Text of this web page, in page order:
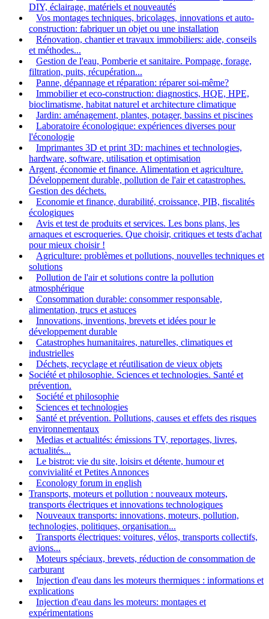
DIY, éclairage, matériels et nouveautés
Vos montages techniques, bricolages, innovations et auto-
construction: fabriquer un objet ou une installation
Rénovation, chantier et travaux immobiliers: aide, conseils
et méthodes...
Gestion de l'eau, Pomberie et sanitaire. Pompage, forage,
filtration, puits, récupération...
Panne, dépannage et réparation: réparer soi-même?
Immobilier et eco-construction: diagnostics, HQE, HPE,
bioclimatisme, habitat naturel et architecture climatique
Jardin: aménagement, plantes, potager, bassins et piscines
Laboratoire éconologique: expériences diverses pour
l'éconologie
Imprimantes 3D et print 3D: machines et technologies,
hardware, software, utilisation et optimisation
Argent, économie et finance. Alimentation et agriculture.
Développement durable, pollution de l'air et catastrophes.
Gestion des déchets.
Economie et finance, durabilité, croissance, PIB, fiscalités
écologiques
Avis et test de produits et services. Les bons plans, les
arnaques et escroqueries. Que choisir, critiques et tests d'achat
pour mieux choisir !
Agriculture: problèmes et pollutions, nouvelles techniques et
solutions
Pollution de l'air et solutions contre la pollution
atmosphérique
Consommation durable: consommer responsable,
alimentation, trucs et astuces
Innovations, inventions, brevets et idées pour le
développement durable
Catastrophes humanitaires, naturelles, climatiques et
industrielles
Déchets, recyclage et réutilisation de vieux objets
Société et philosophie. Sciences et technologies. Santé et
prévention.
Société et philosophie
Sciences et technologies
Santé et prévention. Pollutions, causes et effets des risques
environnementaux
Medias et actualités: émissions TV, reportages, livres,
actualités...
Le bistrot: vie du site, loisirs et détente, humour et
convivialité et Petites Annonces
Econology forum in english
Transports, moteurs et pollution : nouveaux moteurs,
transports électriques et innovations technologiques
Nouveaux transports: innovations, moteurs, pollution,
technologies, politiques, organisation...
Transports électriques: voitures, vélos, transports collectifs,
avions...
Moteurs spéciaux, brevets, réduction de consommation de
carburant
Injection d'eau dans les moteurs thermiques : informations et
explications
Injection d'eau dans les moteurs: montages et
expérimentations